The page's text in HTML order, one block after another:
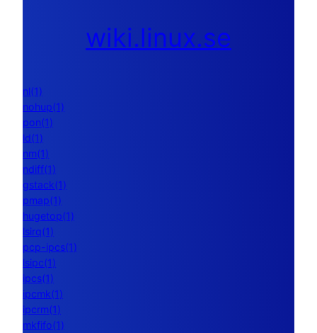
wiki.linux.se
nl(1)
nohup(1)
pon(1)
ld(1)
nm(1)
ndiff(1)
gstack(1)
pmap(1)
hugetop(1)
lsirq(1)
pcp-ipcs(1)
lsipc(1)
ipcs(1)
ipcmk(1)
ipcrm(1)
mkfifo(1)